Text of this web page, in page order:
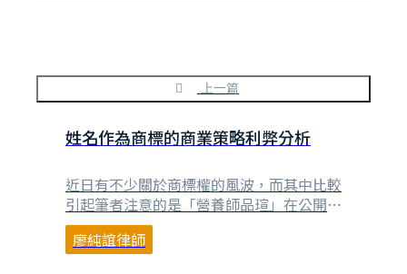
上一篇
姓名作為商標的商業策略利弊分析
近日有不少關於商標權的風波，而其中比較
引起筆者注意的是「營養師品瑄」在公開的
律師函中提到其有申請「營養師品瑄」商
標，而此一商標與好味小姐的經營的營養師
廖純誼律師